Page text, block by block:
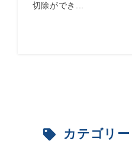
切除ができ...
カテゴリー